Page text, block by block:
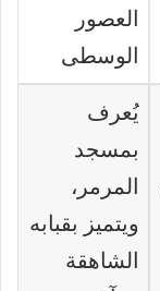
العصور
الوسطى
يُعرف
بمسجد
المرمر،
ويتميز بقبابه
الشاهقة